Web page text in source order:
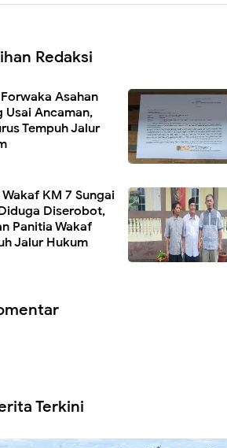
Redaksi
Asahan
Usai Ancaman,
Tempuh Jalur
Wakaf KM 7 Sungai
Diserobot,
Panitia Wakaf
Jalur Hukum
Terkini